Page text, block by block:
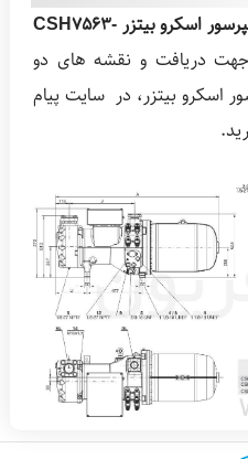
کمپرسور اسکرو بیتزر CSH7563-
دریافت و نقشه های دو
اسکرو بیتزر، در سایت پیام